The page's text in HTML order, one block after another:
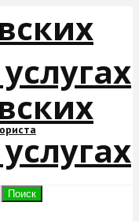
Поиск